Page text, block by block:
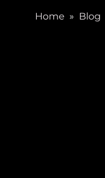
Home » Blog